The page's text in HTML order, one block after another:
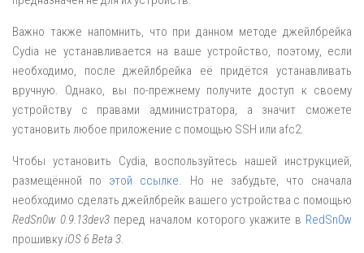
Важно также напомнить, что при данном методе джейлбрейка
Cydia не устанавливается на ваше устройство, поэтому, если
необходимо, после джейлбрейка её придётся устанавливать
вручную. Однако, вы по-прежнему получите доступ к своему
устройству с правами администратора, а значит сможете
установить любое приложение с помощью SSH или afc2.
Чтобы установить Cydia, воспользуйтесь нашей инструкцией,
размещённой по этой ссылке . Но не забудьте, что сначала
необходимо сделать джейлбрейк вашего устройства с помощью
RedSn0w 0.9.13dev3 перед началом которого укажите в RedSn0w
прошивкуiOS 6 Beta 3